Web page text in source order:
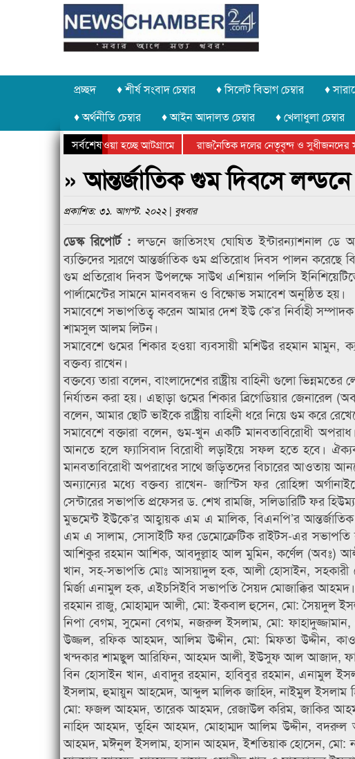
প্রচ্ছদ ♦ শীর্ষ সংবাদ চেম্বার ♦ সিলেট বিভাগ চেম্বার ♦
♦ অর্থনীতি চেম্বার
♦ আইন আদালত চেম্বার ♦ খেলাধুলা চেম্বার
সর্বশেষ
চুরি করে নিয়ে যাওয়া হচ্ছে আটগ্রামে রাজনৈতিক দলের নেতৃবৃন্দ ও সুধীজনদের
ক্রীড়া প্রতিযোগিতার পুরস্কার বিতরণ সম্পন্ন
সিলেটে বাংলাদেশ গ্রুপ থিয়েটার
» আন্তর্জাতিক গুম দিবসে
প্রকাশিত: ৩১. আগস্ট. ২০২২ | বুধবার
ডেস্ক রিপোর্ট : লন্ডনে জাতিসংঘ ঘোষিত ইন্টারন্যাশনাল
ব্যক্তিদের স্মরণে আন্তর্জাতিক গুম প্রতিরোধ দিবস পালন করেছে
গুম প্রতিরোধ দিবস উপলক্ষে সাউথ এশিয়ান পলিসি
পার্লামেন্টের সামনে মানববন্ধন ও বিক্ষোভ সমাবেশ অনুষ্ঠিত হয়।
সমাবেশে সভাপতিত্ব করেন আমার দেশ ইউ কে’র নির্বাহী
শামসুল আলম লিটন।
সমাবেশে গুমের শিকার হওয়া ব্যবসায়ী মশিউর রহমান
বক্তব্য রাখেন।
বক্তব্যে তারা বলেন, বাংলাদেশের রাষ্ট্রীয় বাহিনী গুলো
নির্যাতন করা হয়। এছাড়া গুমের শিকার ব্রিগেডিয়ার
বলেন, আমার ছোট ভাইকে রাষ্ট্রীয় বাহিনী ধরে নিয়ে গুম করে
সমাবেশে বক্তারা বলেন, গুম-খুন একটি মানবতাবিরোধী
আনতে হলে ফ্যাসিবাদ বিরোধী লড়াইয়ে সফল হতে হবে।
মানবতাবিরোধী অপরাধের সাথে জড়িতদের বিচারের আওতায়
অন্যান্যের মধ্যে বক্তব্য রাখেন- জাস্টিস ফর রোহিঙ্গা
সেন্টারের সভাপতি প্রফেসর ড. শেখ রামজি, সলিডারিটি ফর
মুভমেন্ট ইউকে’র আহ্বায়ক এম এ মালিক, বিএনপি’র
এম এ সালাম, সোসাইটি ফর ডেমোক্রেটিক রাইটস-এর সভাপতি
আশিকুর রহমান আশিক, আবদুল্লাহ আল মুমিন, কর্ণেল (অবঃ)
খান, সহ-সভাপতি মোঃ আসয়াদুল হক, আলী হোসাইন, সহকারী
মির্জা এনামুল হক, এইচসিইবি সভাপতি সৈয়দ মোজাক্কির
রহমান রাজু, মোহাম্মদ আলী, মো: ইকবাল হুসেন, মো: সৈয়দুল
নিপা বেগম, সুমেনা বেগম, নজরুল ইসলাম, মো:
উজ্জল, রফিক আহমদ, আলিম উদ্দীন, মো: মিফতা উদ্দীন,
খন্দকার শামছুল আরিফিন, আহমদ আলী, ইউসুফ আল আজাদ,
বিন হোসাইন খান, এবাদুর রহমান, হাবিবুর রহমান,
ইসলাম, হুমায়ুন আহমেদ, আব্দুল মালিক জাহিদ, নাইমুল
মো: ফজল আহমদ, তারেক আহমদ, রেজাউল করিম, জাকির
নাহিদ আহমদ, তুহিন আহমদ, মোহাম্মদ আলিম উদ্দীন,
আহমদ, মঈনুল ইসলাম, হাসান আহমদ, ইশতিয়াক হোসেন, মো: